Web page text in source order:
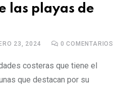
las playas de
23, 2024 0 COMENTARIOS
costeras que tiene el
que destacan por su